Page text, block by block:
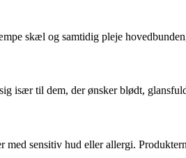
skæl og samtidig pleje
især til dem, der ønsker blødt,
sensitiv hud eller allergi.